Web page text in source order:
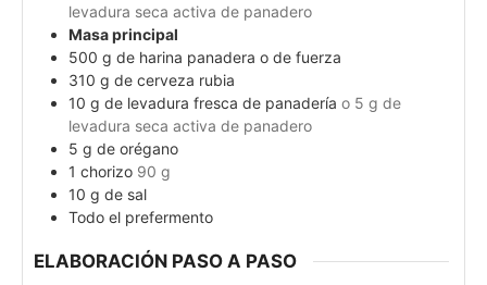
levadura seca activa de panadero
Masa principal
500 g de harina panadera o de fuerza
310 g de cerveza rubia
10 g de levadura fresca de panadería o 5 g de
levadura seca activa de panadero
5 g de orégano
1 chorizo 90 g
10 g de sal
Todo el prefermento
ELABORACIÓN PASO A PASO